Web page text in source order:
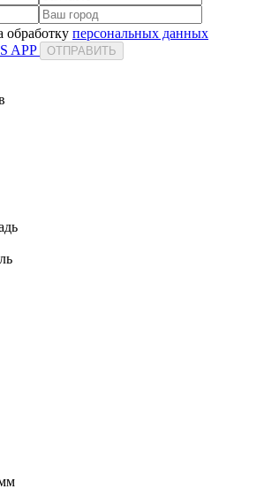
обработку персональных данных
APP
ОТПРАВИТЬ